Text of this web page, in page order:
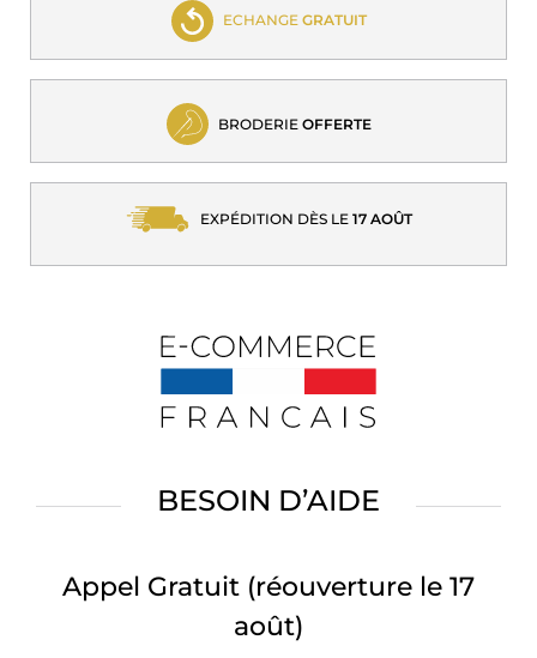
ECHANGE GRATUIT
BRODERIE OFFERTE
EXPÉDITION DÈS LE 17 AOÛT
BESOIN D’AIDE
Appel Gratuit (réouverture le 17
août)